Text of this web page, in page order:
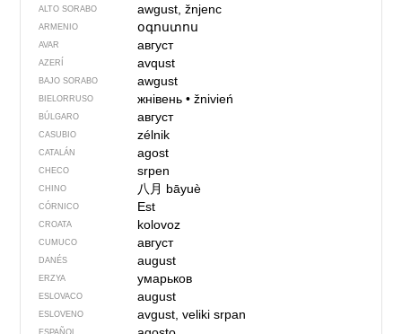
ALTO SORABO awgust, žnjenc
ARMENIO օգոստոս
AVAR август
AZERÍ avqust
BAJO SORABO awgust
BIELORRUSO жнівень• žnivień
BÚLGARO август
CASUBIO zélnik
CATALÁN agost
CHECO srpen
CHINO 八月 bāyuè
CÓRNICO Est
CROATA kolovoz
CUMUCO август
DANÉS august
ERZYA умарьков
ESLOVACO august
ESLOVENO avgust, veliki srpan
ESPAÑOL